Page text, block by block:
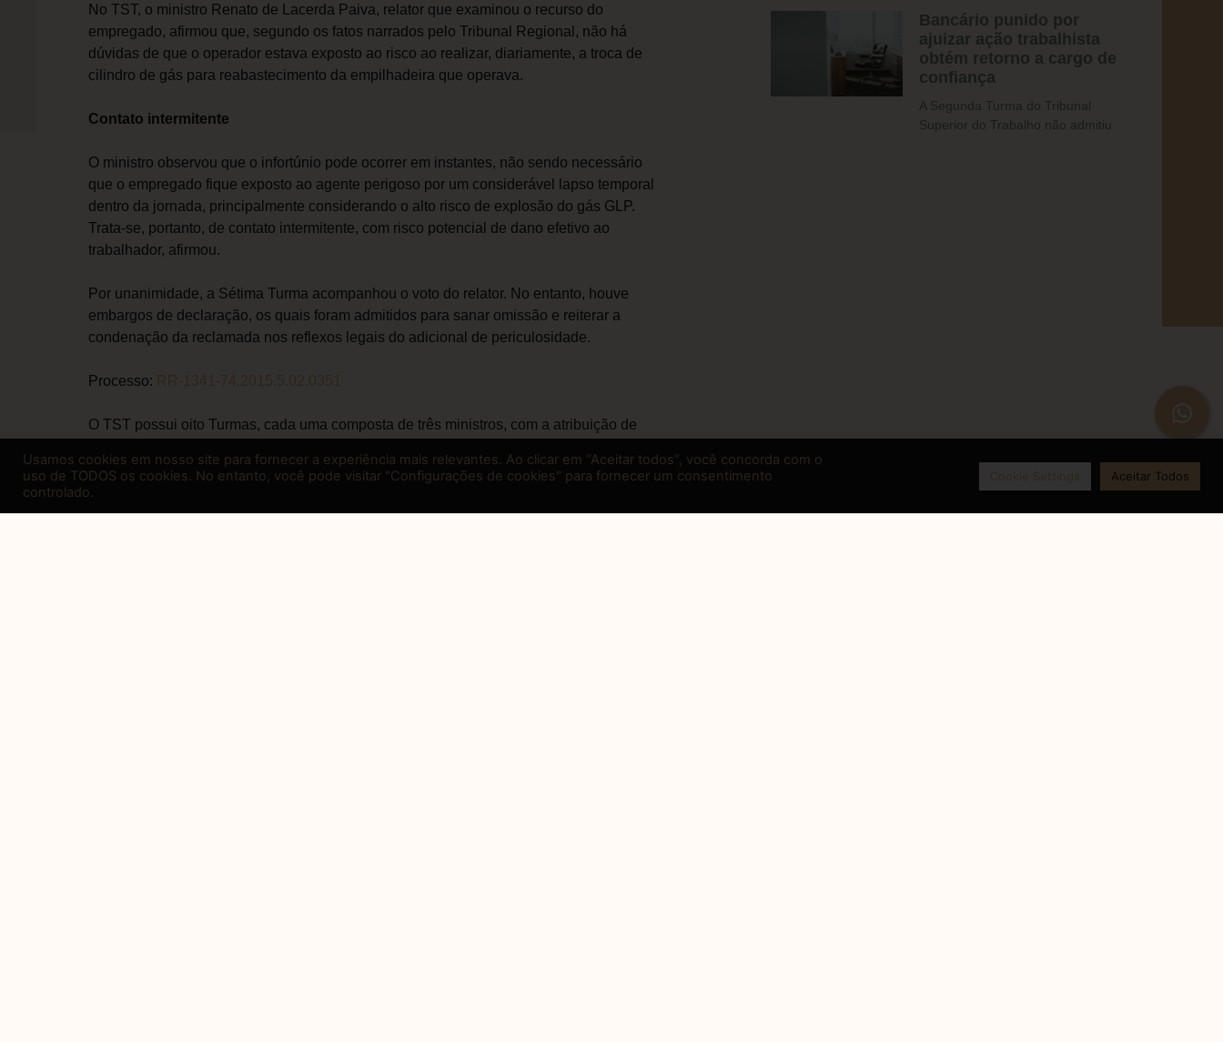
No TST, o ministro Renato de Lacerda Paiva, relator que examinou o recurso do
empregado, afirmou que, segundo os fatos narrados pelo Tribunal Regional, não há
dúvidas de que o operador estava exposto ao risco ao realizar, diariamente, a troca de
cilindro de gás para reabastecimento da empilhadeira que operava.
Contato intermitente
O ministro observou que o infortúnio pode ocorrer em instantes, não sendo necessário
que o empregado fique exposto ao agente perigoso por um considerável lapso temporal
dentro da jornada, principalmente considerando o alto risco de explosão do gás GLP.
Trata-se, portanto, de contato intermitente, com risco potencial de dano efetivo ao
trabalhador, afirmou.
Por unanimidade, a Sétima Turma acompanhou o voto do relator. No entanto, houve
embargos de declaração, os quais foram admitidos para sanar omissão e reiterar a
condenação da reclamada nos reflexos legais do adicional de periculosidade.
Processo:
O TST possui oito Turmas, cada uma composta de três ministros, com a atribuição de
recursos ordinários em ação cautelar. Das decisões das Turmas, a parte ainda pode, em
alguns casos, recorrer à Subseção I Especializada em Dissídios Individuais (SBDI-1).
Bancário punido por
ajuizar ação trabalhista
obtém retorno a cargo de
confiança
A Segunda Turma do Tribunal
Superior do Trabalho não admitiu
Usamos cookies em nosso site para fornecer a experiência mais relevantes. Ao clicar em “Aceitar todos”, você concorda com o
uso de TODOS os cookies. No entanto, você pode visitar "Configurações de cookies" para fornecer um consentimento
controlado.
Cookie Settings Aceitar Todos